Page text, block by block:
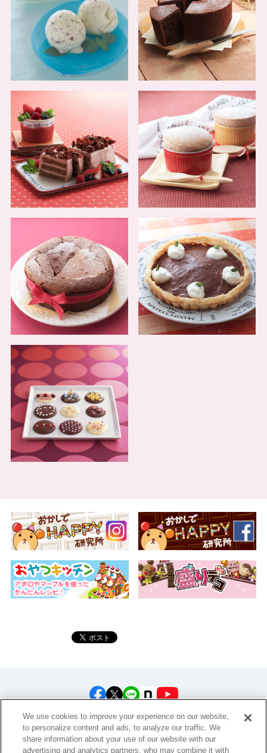
We use cookies to improve your experience on our website,
to personalize content and ads, to analyze our traffic. We
share information about your use of our website with our
advertising and analytics partners, who may combine it with